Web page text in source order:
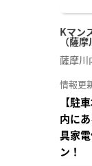
Kマン
（薩
薩摩川
情報更
【駐
内に
具家
ン！